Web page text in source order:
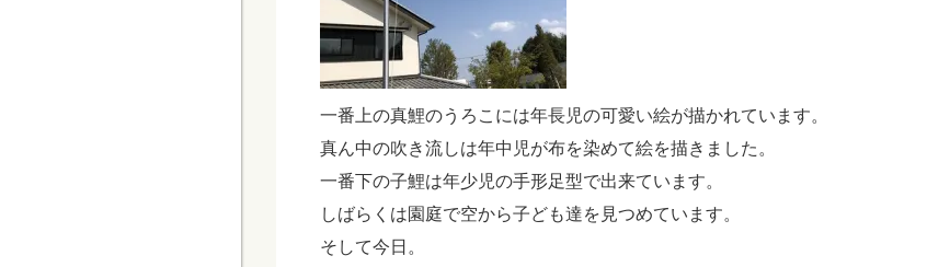
一番上の真鯉のうろこには年長児の可愛い絵が描かれています。
真ん中の吹き流しは年中児が布を染めて絵を描きました。
一番下の子鯉は年少児の手形足型で出来ています。
しばらくは園庭で空から子ども達を見つめています。
そして今日。